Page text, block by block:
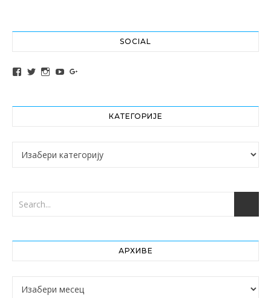
SOCIAL
View altochef’s profile on Facebook
View jovancica73’s profile on Twitter
View jovancica73’s profile on Instagram
View jovancica73’s profile on YouTube
КАТЕГОРИЈЕ
Категорије
АРХИВЕ
Архиве